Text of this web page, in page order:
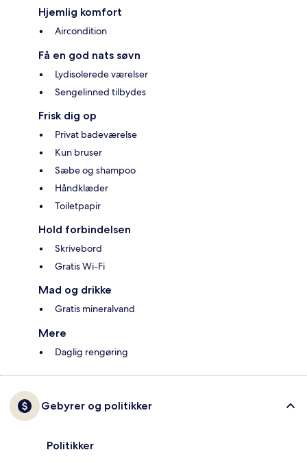
Hjemlig komfort
Aircondition
Få en god nats søvn
Lydisolerede værelser
Sengelinned tilbydes
Frisk dig op
Privat badeværelse
Kun bruser
Sæbe og shampoo
Håndklæder
Toiletpapir
Hold forbindelsen
Skrivebord
Gratis Wi-Fi
Mad og drikke
Gratis mineralvand
Mere
Daglig rengøring
Gebyrer og politikker
Politikker